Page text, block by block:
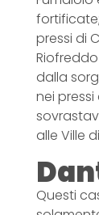
pressi di
dalla
nei
alle Ville
Questi